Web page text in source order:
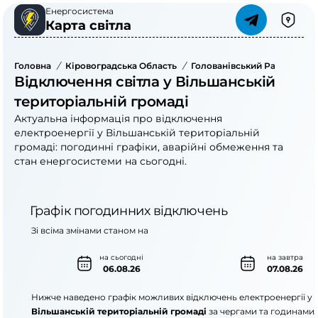
Енергосистема
Карта світла
Головна / Кіровоградська Область / Голованівський Район
Відключення світла у Вільшанській
територіальній громаді
Актуальна інформація про відключення
електроенергії у Вільшанській територіальній
громаді: погодинні графіки, аварійні обмеження та
стан енергосистеми на сьогодні.
Графік погодинних відключень
на сьогодні
06.08.26
на завтра
07.08.26
Зі всіма змінами станом на
Нижче наведено графік можливих відключень електроенергії у
Вільшанській територіальній громаді за чергами та годинами.